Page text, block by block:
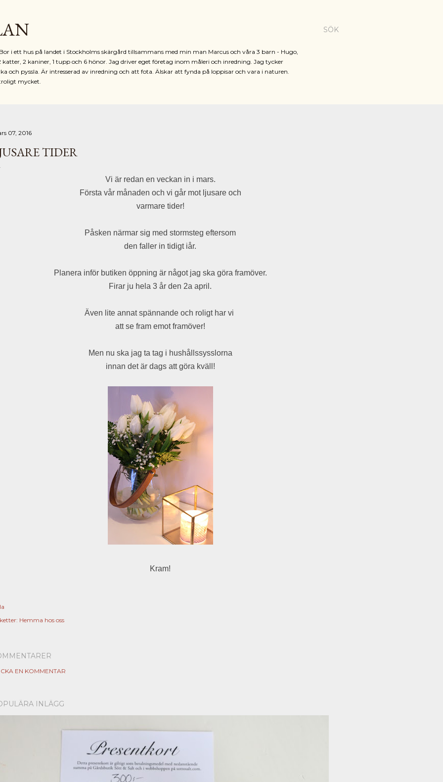
SÖK
i ett hus på landet i Stockholms skärgård tillsammans med min man Marcus och våra 3 barn - Hugo,
katter, 2 kaniner, 1 tupp och 6 hönor. Jag driver eget företag inom måleri och inredning. Jag tycker
och pyssla. Är intresserad av inredning och att fota. Älskar att fynda på loppisar och vara i naturen.
mycket.
07, 2016
TIDER
Vi är redan en veckan in i mars.
Första vår månaden och vi går mot ljusare och
varmare tider!
Påsken närmar sig med stormsteg eftersom
den faller in tidigt iår.
Planera inför butiken öppning är något jag ska göra framöver.
Firar ju hela 3 år den 2a april.
Även lite annat spännande och roligt har vi
att se fram emot framöver!
Men nu ska jag ta tag i hushållssysslorna
innan det är dags att göra kväll!
Kram!
Hemma hos oss
EN KOMMENTAR
INLÄGG